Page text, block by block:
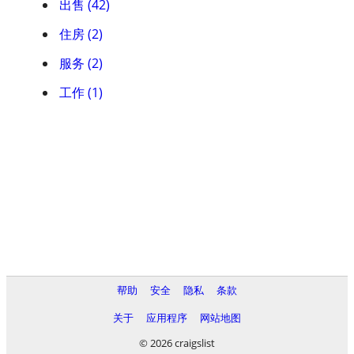
出售 (42)
住房 (2)
服务 (2)
工作 (1)
帮助 安全 隐私
条款
关于
应用程序
网站地图
© 2026 craigslist